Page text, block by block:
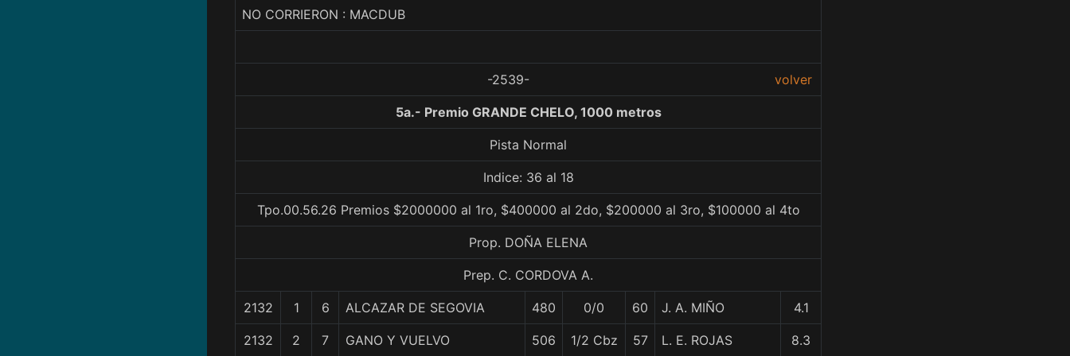
NO CORRIERON : MACDUB
-2539- volver
5a.- Premio GRANDE CHELO, 1000 metros
Pista Normal
Indice: 36 al 18
Tpo.00.56.26 Premios $2000000 al 1ro, $400000 al 2do, $200000 al 3ro, $100000 al 4to
Prop. DOÑA ELENA
Prep. C. CORDOVA A.
2132 1 6 ALCAZAR DE SEGOVIA 480 0/0 60 J. A. MIÑO 4.1
2132 2 7 GANO Y VUELVO 506 1/2 Cbz 57 L. E. ROJAS 8.3